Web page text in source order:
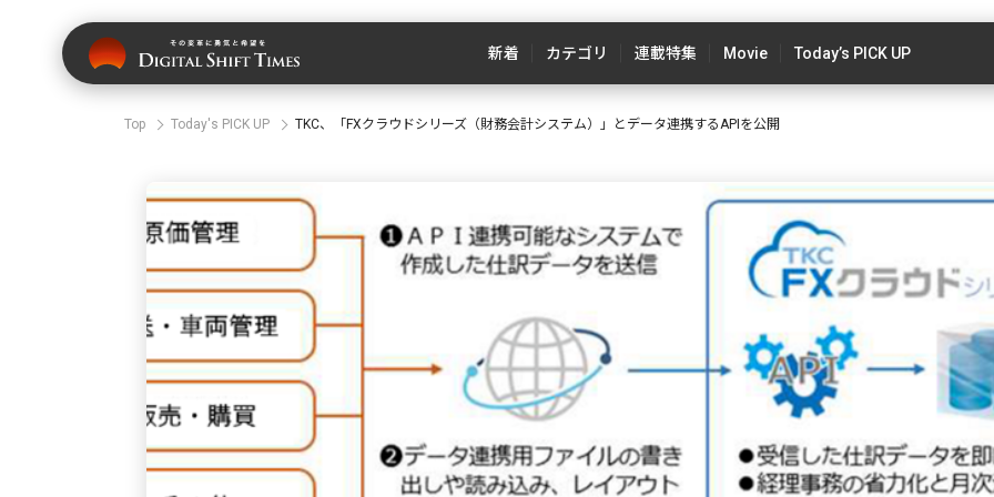
新着 カテゴリ 連載特集 Movie Today’s PICK UP
Top Today's PICK UP TKC、「FXクラウドシリーズ（財務会計システム）」とデータ連携するAPIを公開